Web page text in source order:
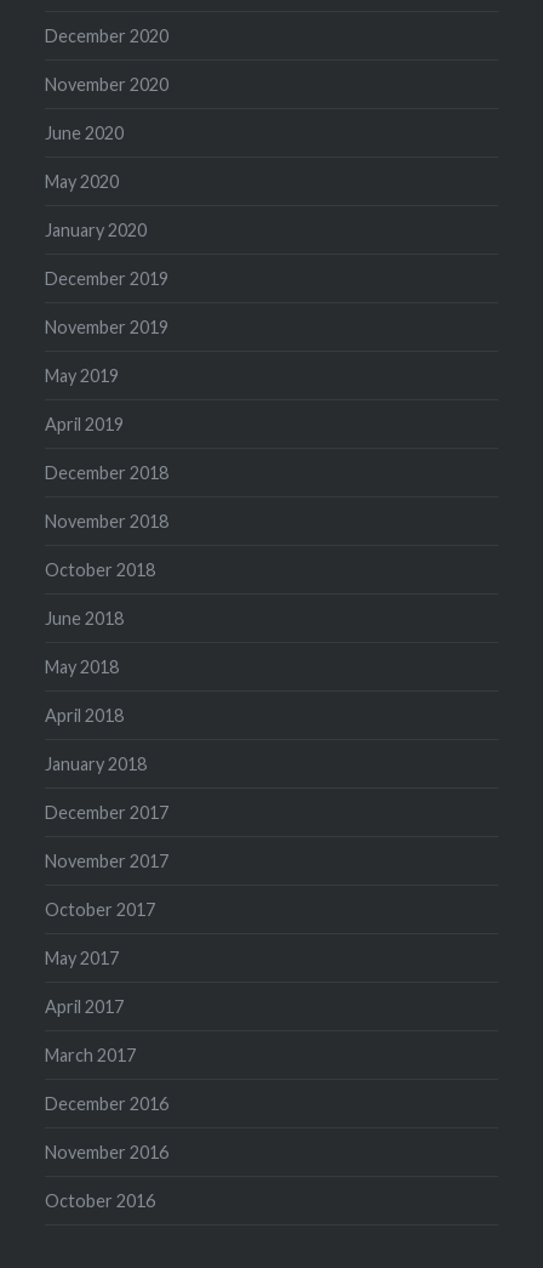
December 2020
November 2020
June 2020
May 2020
January 2020
December 2019
November 2019
May 2019
April 2019
December 2018
November 2018
October 2018
June 2018
May 2018
April 2018
January 2018
December 2017
November 2017
October 2017
May 2017
April 2017
March 2017
December 2016
November 2016
October 2016